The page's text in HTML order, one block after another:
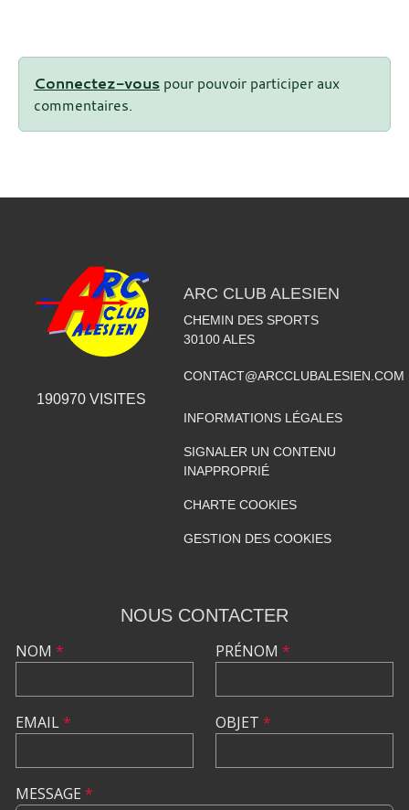
Connectez-vous pour pouvoir participer aux
commentaires.
190970 VISITES
ARC CLUB ALESIEN
CHEMIN DES SPORTS
30100 ALES
CONTACT@ARCCLUBALESIEN.COM
INFORMATIONS LÉGALES
SIGNALER UN CONTENU
INAPPROPRIÉ
CHARTE COOKIES
GESTION DES COOKIES
NOUS CONTACTER
NOM *
EMAIL*
PRÉNOM *
OBJET *
MESSAGE *